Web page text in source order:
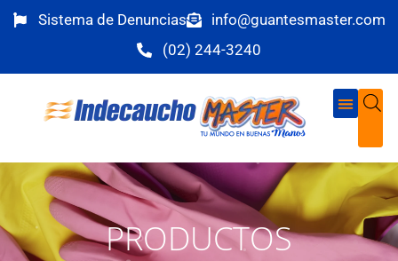
Sistema de Denuncias
info@guantesmaster.com
(02) 244-3240
PRODUCTOS